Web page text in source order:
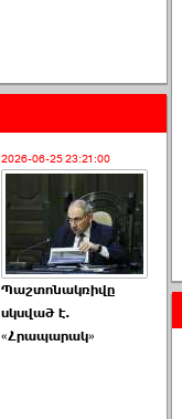
2026-06-25 23:21:00
Պաշտոնակռիվը
սկսված է.
«Հրապարակ»